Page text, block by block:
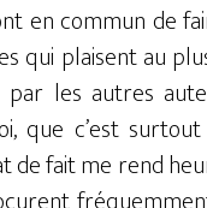
en commun de
qui plaisent au
par les autres
que c’est
de fait me rend